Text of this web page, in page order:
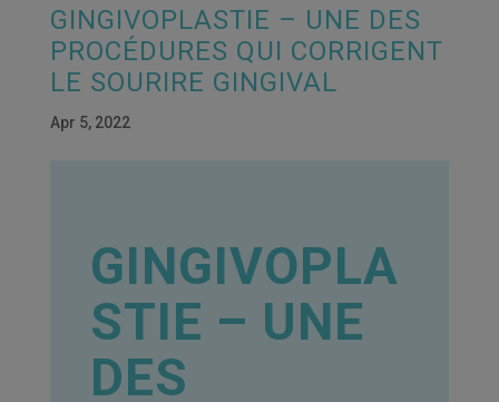
GINGIVOPLASTIE – UNE DES
PROCÉDURES QUI CORRIGENT
LE SOURIRE GINGIVAL
Apr 5, 2022
GINGIVOPLA
STIE – UNE
DES